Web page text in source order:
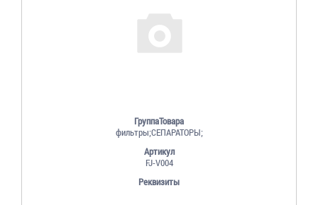
ГруппаТовара
фильтры;СЕПАРАТОРЫ;
Артикул
FJ-V004
Реквизиты